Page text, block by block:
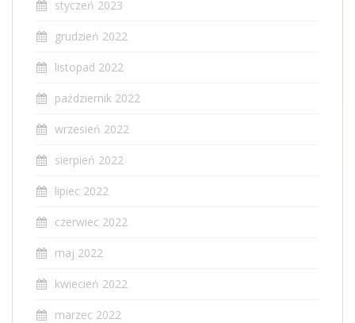
styczeń 2023
grudzień 2022
listopad 2022
październik 2022
wrzesień 2022
sierpień 2022
lipiec 2022
czerwiec 2022
maj 2022
kwiecień 2022
marzec 2022